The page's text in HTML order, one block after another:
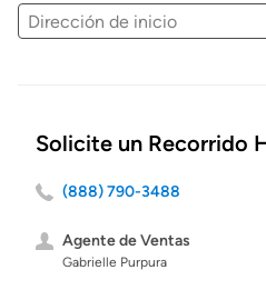
Dirección
de
Calcular
Solicite un Recorrido
(888) 790-3488
Agente de Ventas
Gabrielle Purpura